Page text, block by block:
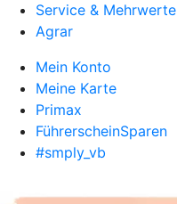
Service & Mehrwerte
Agrar
Mein Konto
Meine Karte
Primax
FührerscheinSparen
#smply_vb